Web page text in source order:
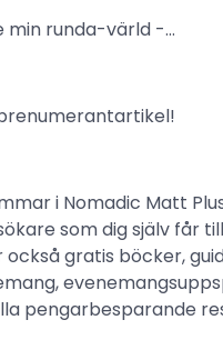
min runda-värld -…
i Nomadic Matt
som dig själv får
gratis böcker,
pengarbesparande